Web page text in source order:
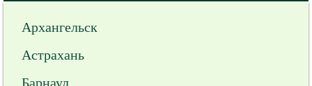
Архангельск
Астрахань
Барнаул